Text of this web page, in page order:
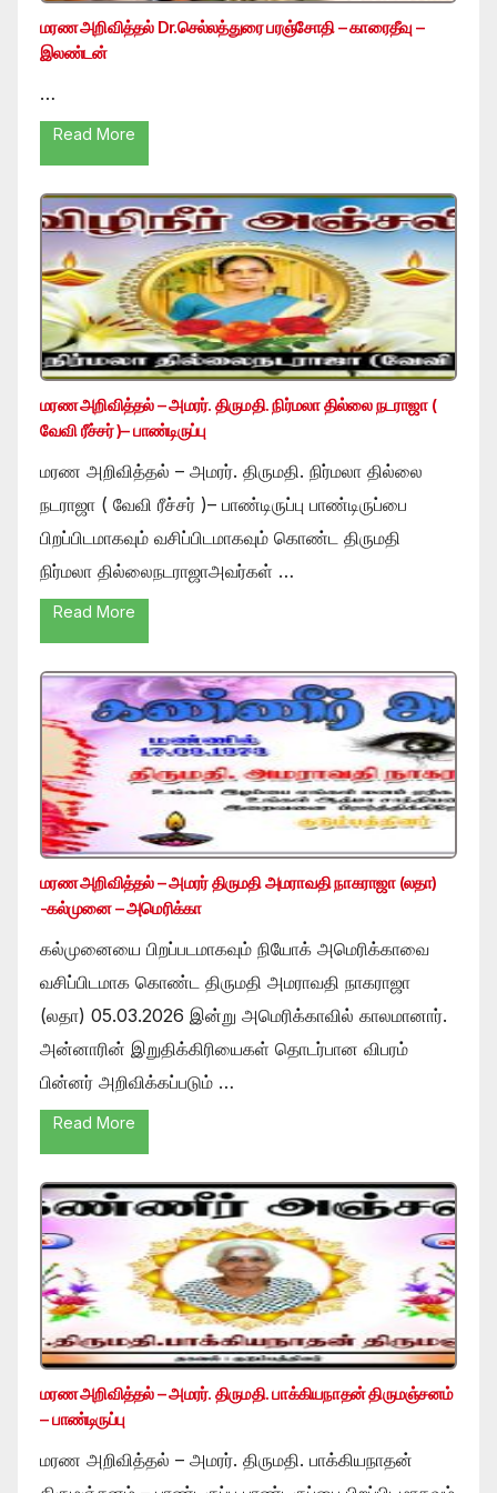
மரண அறிவித்தல் Dr.செல்லத்துரை பரஞ்சோதி – காரைதீவு –
இலண்டன்
…
Read More
மரண அறிவித்தல் – அமரர். திருமதி. நிர்மலா தில்லை நடராஜா (
வேவி ரீச்சர் )– பாண்டிருப்பு
மரண அறிவித்தல் – அமரர். திருமதி. நிர்மலா தில்லை
நடராஜா ( வேவி ரீச்சர் )– பாண்டிருப்பு பாண்டிருப்பை
பிறப்பிடமாகவும் வசிப்பிடமாகவும் கொண்ட திருமதி
நிர்மலா தில்லைநடராஜாஅவர்கள் …
Read More
மரண அறிவித்தல் – அமரர் திருமதி அமராவதி நாகராஜா (லதா)
-கல்முனை – அமெரிக்கா
கல்முனையை பிறப்படமாகவும் நியோக் அமெரிக்காவை
வசிப்பிடமாக கொண்ட திருமதி அமராவதி நாகராஜா
(லதா) 05.03.2026 இன்று அமெரிக்காவில் காலமானார்.
அன்னாரின் இறுதிக்கிரியைகள் தொடர்பான விபரம்
பின்னர் அறிவிக்கப்படும் …
Read More
மரண அறிவித்தல் – அமரர். திருமதி. பாக்கியநாதன் திருமஞ்சனம்
– பாண்டிருப்பு
மரண அறிவித்தல் – அமரர். திருமதி. பாக்கியநாதன்